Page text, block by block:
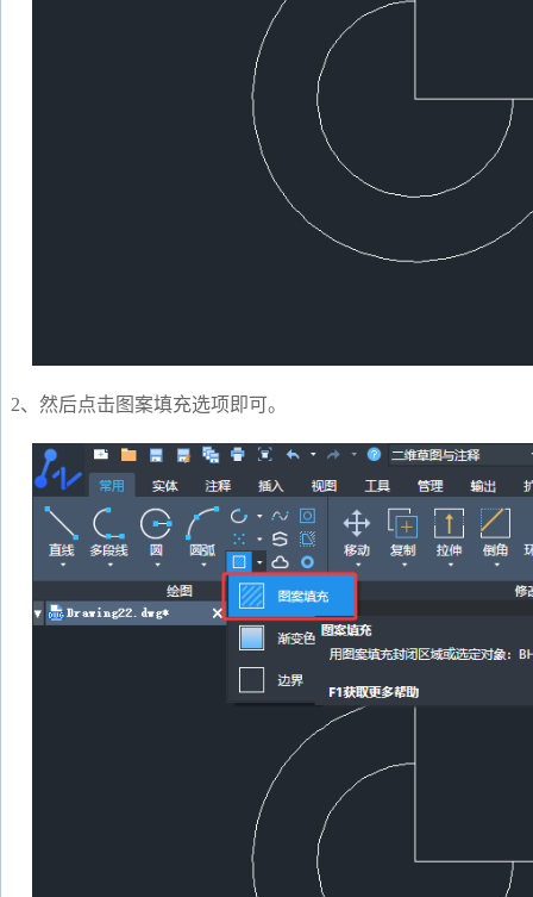
2、然后点击图案填充选项即可。